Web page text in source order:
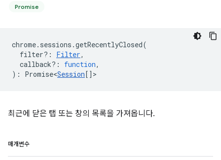
Promise
chrome. sessions .getRecentlyClosed(
filter? : Filter,
callback? : function,
) : Promise<Session[] >
최근에 닫은 탭 또는 창의 목록을 가져옵니다.
매개변수